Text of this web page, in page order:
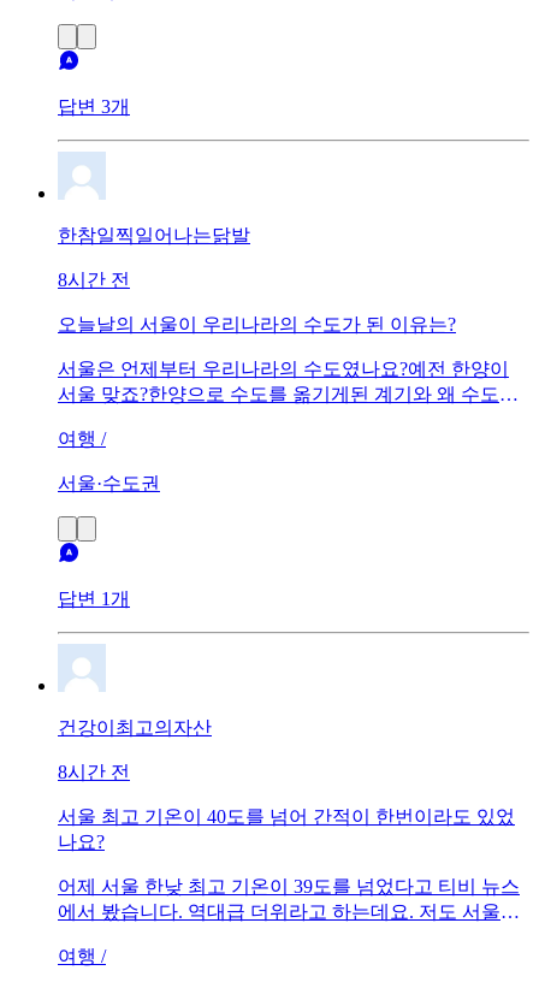
답변 3개
한참일찍일어나는닭발
8시간 전
오늘날의 서울이 우리나라의 수도가 된 이유는?
서울은 언제부터 우리나라의 수도였나요?예전 한양이
서울 맞죠?한양으로 수도를 옮기게된 계기와 왜 수도로
여행 /
서울·수도권
답변 1개
건강이최고의자산
8시간 전
서울 최고 기온이 40도를 넘어 간적이 한번이라도 있었
나요?
어제 서울 한낮 최고 기온이 39도를 넘었다고 티비 뉴스
에서 봤습니다. 역대급 더위라고 하는데요. 저도 서울에
에서 5분 정도만 있어도 숨이 턱턱 막히터라고요. 그런데
여행 /